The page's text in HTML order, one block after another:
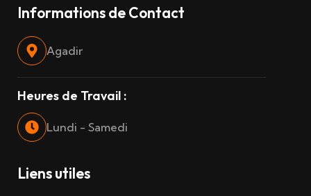
Informations de Contact
Agadir
Heures de Travail :
Lundi - Samedi
Liens utiles